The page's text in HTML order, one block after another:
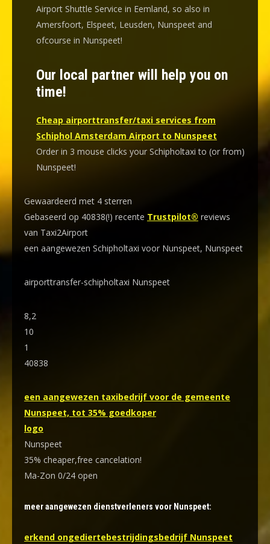
Airport Shuttle Service in Eemland, so also in
Amersfoort, Elspeet, Leusden, Nunspeet and
ofcourse in Nunspeet!
Our local partner will help you on
time!
Cheap airporttransfer/taxi services from
Schiphol Amsterdam Airport to Nunspeet
Order in 3 mouse clicks your Schipholtaxi to (or from)
Nunspeet!
Gewaardeerd met 4 sterren
Gebaseerd op 40838(!) recente Trustpilot® reviews
van Taxi2Airport
een aangewezen Schipholtaxi voor Nunspeet, Nunspeet
airporttransfer-schipholtaxi Nunspeet
8,2
10
1
40838
een aangewezen taxibedrijf voor de gemeente
Nunspeet, tot 35% goedkoper
logo
Nunspeet
35% cheaper,free cancelation!
Ma-Zon 0/24 open
meer aangewezen dienstverleners voor Nunspeet:
erkend ongediertebestrijdingsbedrijf Nunspeet